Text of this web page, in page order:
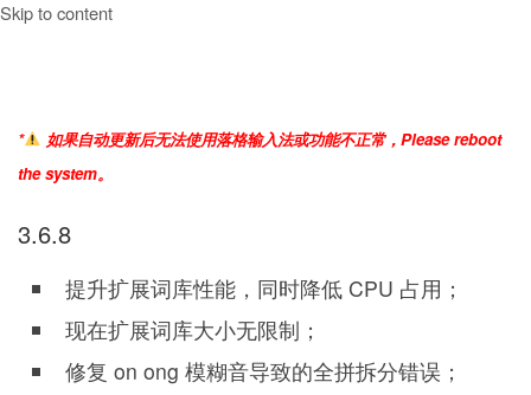
Skip to content
*
如果自动更新后无法使用落格输入法或功能不正常，Please reboot
the system。
3.6.8
提升扩展词库性能，同时降低 CPU 占用；
现在扩展词库大小无限制；
修复 on ong 模糊音导致的全拼拆分错误；